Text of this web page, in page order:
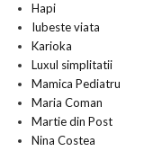
Hapi
Iubeste viata
Karioka
Luxul simplitatii
Mamica Pediatru
Maria Coman
Martie din Post
Nina Costea